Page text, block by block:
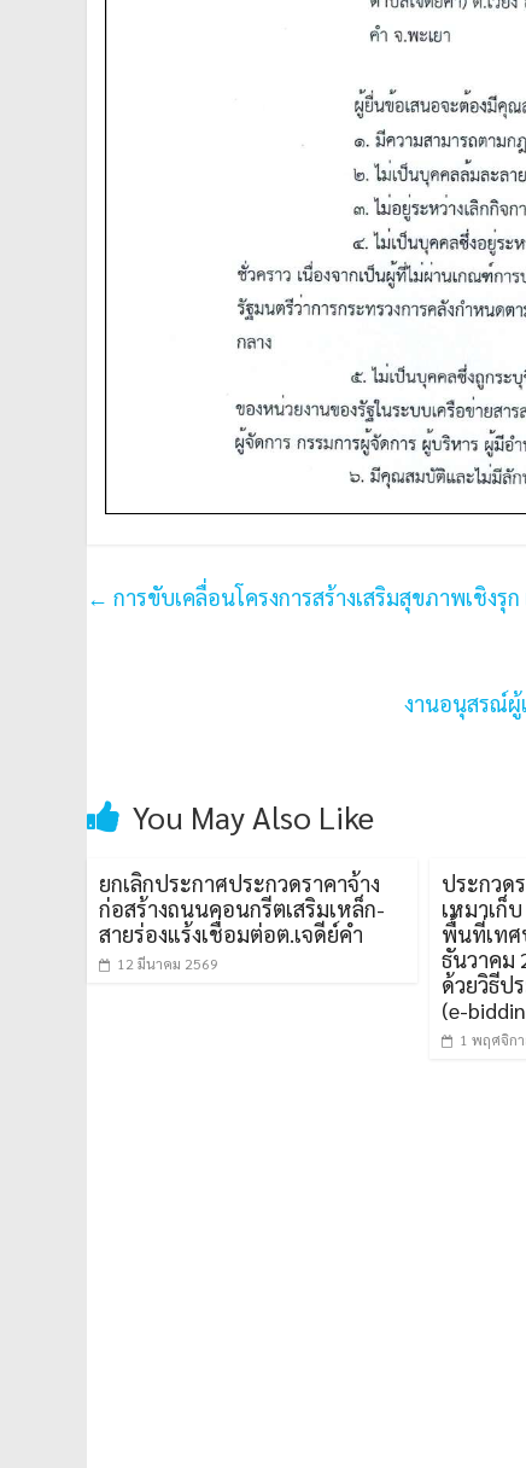
← การขับเคลื่อนโครงการสร้างเสริมสุขภาพเชิง
งานอนุสรณ์ผู้
You May Also Like
ยกเลิกประกาศประกวดราคาจ้าง
ก่อสร้างถนนคอนกรีตเสริมเหล็ก-
สายร่องแร้งเชื่อมต่อต.เจดีย์คำ
12 มีนาคม 2569
ประกวด
เหมาเก็
พื้นที่เทศ
ธันวาคม
ด้วยวิธีป
(e-
1 พฤศจิก